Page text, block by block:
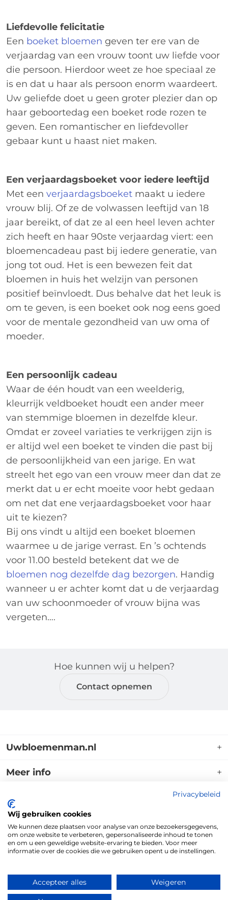
Liefdevolle felicitatie
Een boeket bloemen geven ter ere van de
verjaardag van een vrouw toont uw liefde voor
die persoon. Hierdoor weet ze hoe speciaal ze
is en dat u haar als persoon enorm waardeert.
Uw geliefde doet u geen groter plezier dan op
haar geboortedag een boeket rode rozen te
geven. Een romantischer en liefdevoller
gebaar kunt u haast niet maken.
Een verjaardagsboeket voor iedere leeftijd
Met een verjaardagsboeket maakt u iedere
vrouw blij. Of ze de volwassen leeftijd van 18
jaar bereikt, of dat ze al een heel leven achter
zich heeft en haar 90ste verjaardag viert: een
bloemencadeau past bij iedere generatie, van
jong tot oud. Het is een bewezen feit dat
bloemen in huis het welzijn van personen
positief beïnvloedt. Dus behalve dat het leuk is
om te geven, is een boeket ook nog eens goed
voor de mentale gezondheid van uw oma of
moeder.
Een persoonlijk cadeau
Waar de één houdt van een weelderig,
kleurrijk veldboeket houdt een ander meer
van stemmige bloemen in dezelfde kleur.
Omdat er zoveel variaties te verkrijgen zijn is
er altijd wel een boeket te vinden die past bij
de persoonlijkheid van een jarige. En wat
streelt het ego van een vrouw meer dan dat ze
merkt dat u er echt moeite voor hebt gedaan
om net dat ene verjaardagsboeket voor haar
uit te kiezen?
Bij ons vindt u altijd een boeket bloemen
waarmee u de jarige verrast. En ’s ochtends
voor 11.00 besteld betekent dat we de
bloemen nog dezelfde dag bezorgen. Handig
wanneer u er achter komt dat u de verjaardag
van uw schoonmoeder of vrouw bijna was
vergeten….
Hoe kunnen wij u helpen?
Contact opnemen
Uwbloemenman.nl +
Uwbloemenman.nl is dé webshop waar u terecht
bloemen voor allerlei gelegenheden. Op de website
kunt u kiezen uit een groot aanbod aan standaard
voorbeelden. Uiteraard kunnen wij een boeket
samenstellen dat helemaal aansluit bij uw wensen.
Meer info +
Klantenservice
Veel gestelde vragen
Herroepingsrecht
Blog
Contact
Uwbloemenman.nl +
Adres:
Kruisboog 29
3905TE, Veenendaal
Tel:
0318 796035
Email:
klantenservice@uwbloemenman.nl
nummer:
NL859828141B01
Volg ons ook op social media!
Algemene voorwaarden|Privacy| Cookiebeleid|Disclaimer
Privacybeleid
Wij gebruiken cookies
We kunnen deze plaatsen voor analyse van onze bezoekersgegevens,
om onze website te verbeteren, gepersonaliseerde inhoud te tonen
en om u een geweldige website-ervaring te bieden. Voor meer
informatie over de cookies die we gebruiken opent u de instellingen.
Accepteer alles Weigeren